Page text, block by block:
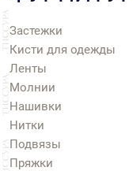
Застежки
Кисти для одежды
Ленты
Молнии
Нашивки
Нитки
Подвязы
Пряжки